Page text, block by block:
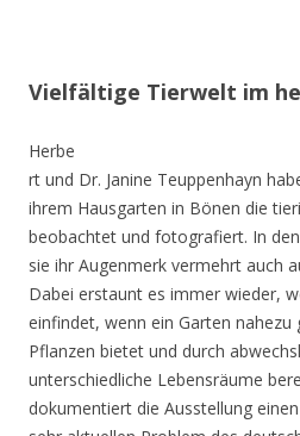
Vielfältige Tierwelt im
Herbe
rt und Dr. Janine Teuppenhayn
ihrem Hausgarten in Bönen die
beobachtet und fotografiert. In
sie ihr Augenmerk vermehrt auch
Dabei erstaunt es immer wieder,
einfindet, wenn ein Garten nahezu
Pflanzen bietet und durch
unterschiedliche Lebensräume
dokumentiert die Ausstellung